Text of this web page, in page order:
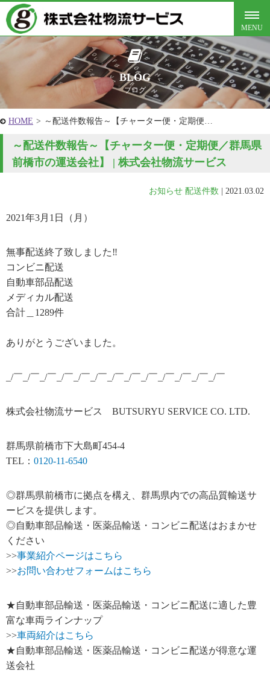
BLOG
ブログ
HOME > ～配送件数報告～【チャーター便・定期便…
～配送件数報告～【チャーター便・定期便／群馬県
前橋市の運送会社】 | 株式会社物流サービス
お知らせ 配送件数 2021.03.02
2021年3月1日（月）
無事配送終了致しました‼
コンビニ配送
自動車部品配送
メディカル配送
合計＿1289件
ありがとうございました。
_/￣_/￣_/￣_/￣_/￣_/￣_/￣_/￣_/￣_/￣_/￣_/￣_/￣
株式会社物流サービス BUTSURYU SERVICE CO. LTD.
群馬県前橋市下大島町454-4
TEL： 0120-11-6540
◎群馬県前橋市に拠点を構え、群馬県内での高品質輸送サ
ービスを提供します。
◎自動車部品輸送・医薬品輸送・コンビニ配送はおまかせ
ください
>>事業紹介ページはこちら
>>お問い合わせフォームはこちら
★自動車部品輸送・医薬品輸送・コンビニ配送に適した豊
富な車両ラインナップ
>>車両紹介はこちら
★自動車部品輸送・医薬品輸送・コンビニ配送が得意な運
送会社